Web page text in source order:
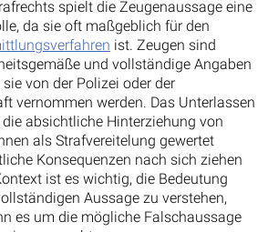
spielt die Zeugenaussage eine
da sie oft maßgeblich für den
ist. Zeugen sind
und vollständige Angaben
von der Polizei oder der
vernommen werden. Das Unterlassen
absichtliche Hinterziehung von
als Strafvereitelung gewertet
Konsequenzen nach sich ziehen
ist es wichtig, die Bedeutung
Aussage zu verstehen,
es um die mögliche Falschaussage